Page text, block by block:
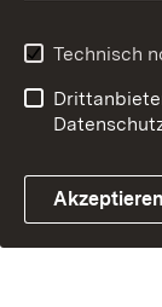
Technisch
Akzeptieren